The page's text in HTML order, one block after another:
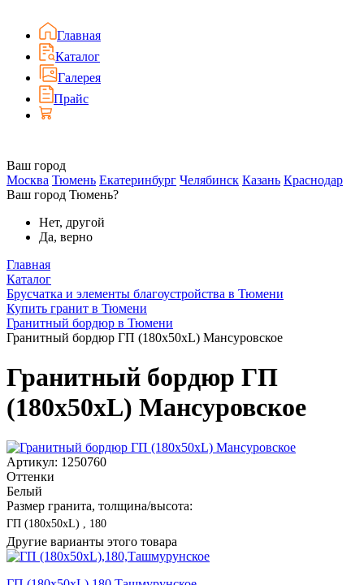
Главная
Каталог
Галерея
Прайс
Ваш город
Москва Тюмень Екатеринбург Челябинск Казань Краснодар
Ваш город Тюмень?
Нет, другой
Да, верно
Главная
Каталог
Брусчатка и элементы благоустройства в Тюмени
Купить гранит в Тюмени
Гранитный бордюр в Тюмени
Гранитный бордюр ГП (180x50xL) Мансуровское
Гранитный бордюр ГП
(180x50xL) Мансуровское
Артикул: 1250760
Оттенки
Белый
Размер гранита, толщина/высота:
ГП (180x50xL) , 180
Другие варианты этого товара